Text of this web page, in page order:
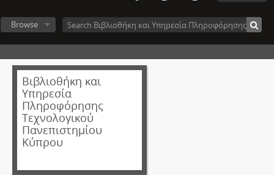
Browse
Βιβλιοθήκη και
Υπηρεσία
Πληροφόρησης
Τεχνολογικού
Πανεπιστημίου
Κύπρου